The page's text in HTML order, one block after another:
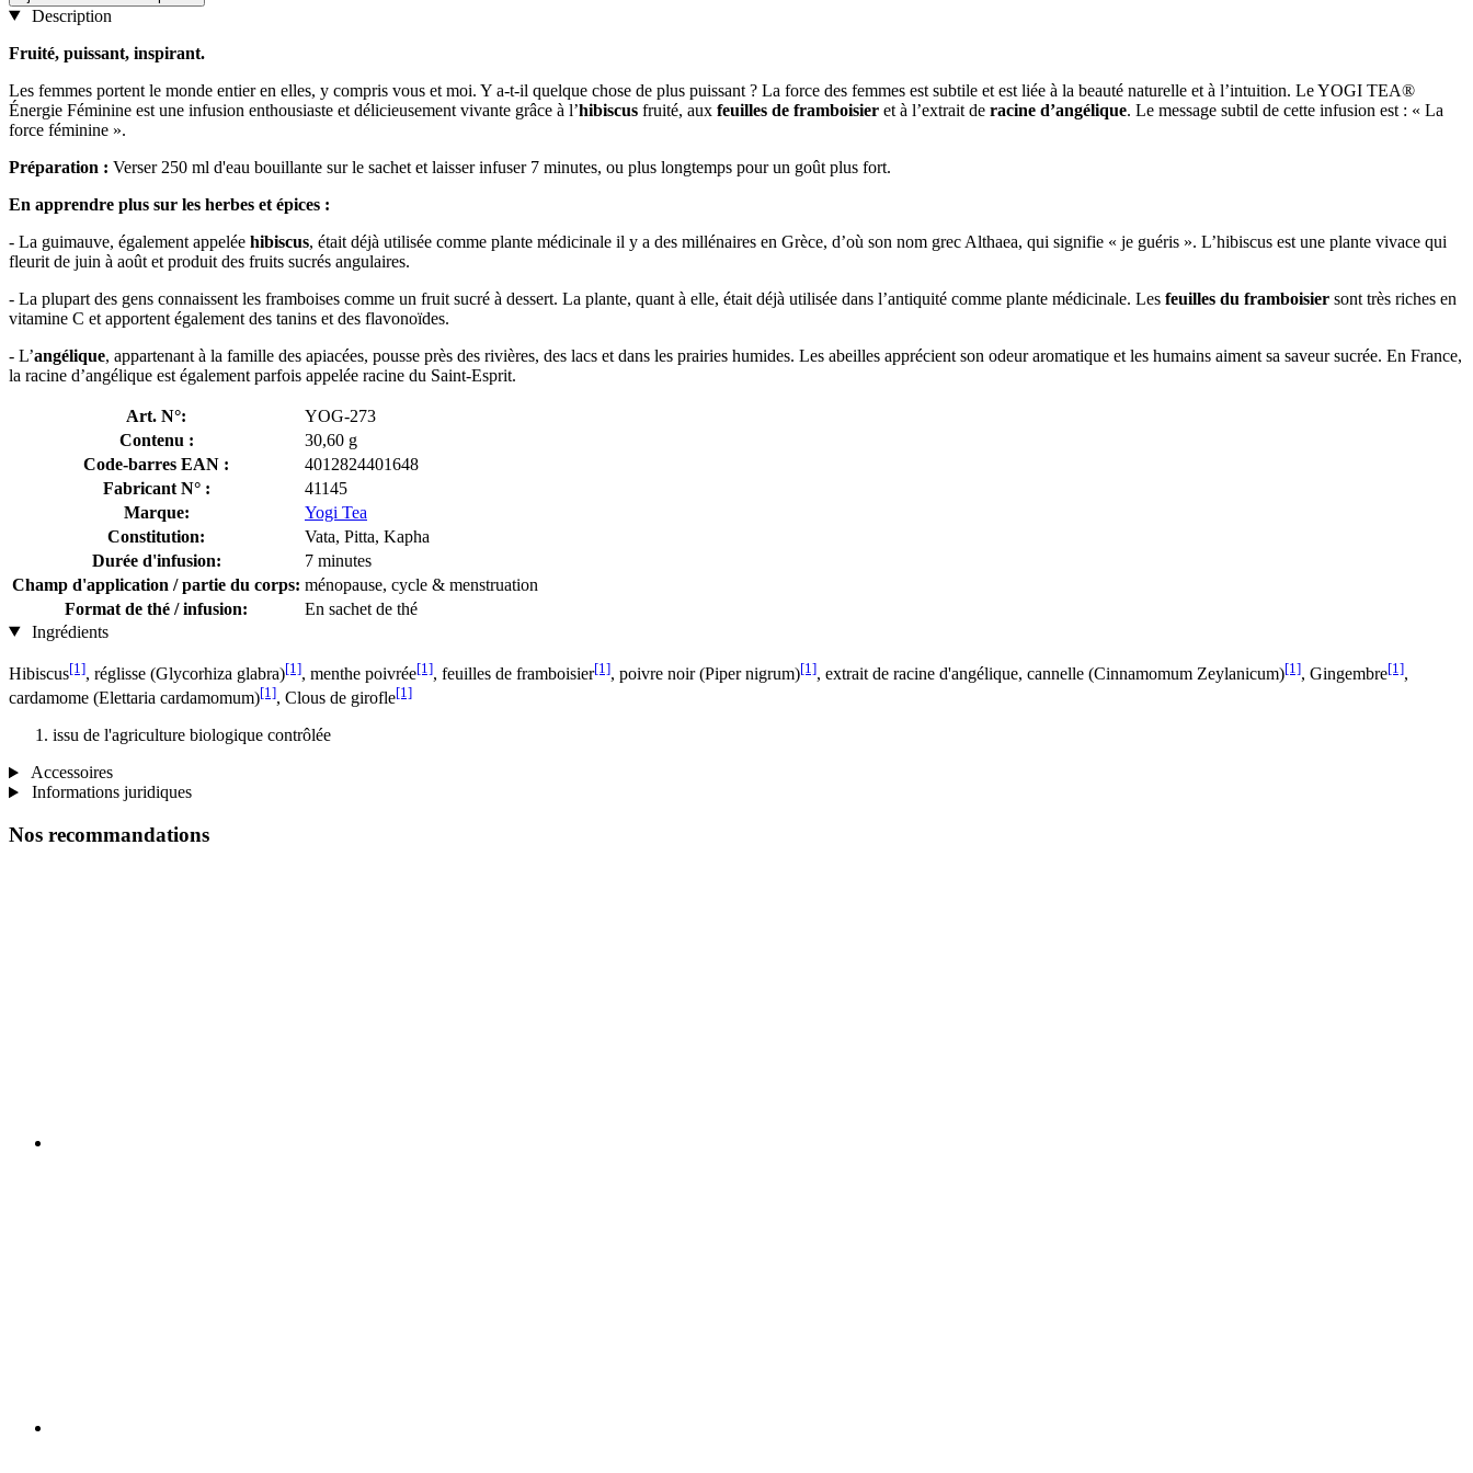
Description
Fruité, puissant, inspirant.
Les femmes portent le monde entier en elles, y compris vous et moi. Y a-t-il quelque chose de plus puissant ? La force des femmes est subtile et est liée à la beauté naturelle et à l’intuition. Le YOGI TEA®
Énergie Féminine est une infusion enthousiaste et délicieusement vivante grâce à l’hibiscus fruité, aux feuilles de framboisier et à l’extrait de racine d’angélique. Le message subtil de cette infusion est : « La
force féminine ».
Préparation : Verser 250 ml d'eau bouillante sur le sachet et laisser infuser 7 minutes, ou plus longtemps pour un goût plus fort.
En apprendre plus sur les herbes et épices :
- La guimauve, également appelée hibiscus, était déjà utilisée comme plante médicinale il y a des millénaires en Grèce, d’où son nom grec Althaea, qui signifie « je guéris ». L’hibiscus est une plante vivace qui
fleurit de juin à août et produit des fruits sucrés angulaires.
- La plupart des gens connaissent les framboises comme un fruit sucré à dessert. La plante, quant à elle, était déjà utilisée dans l’antiquité comme plante médicinale. Les feuilles du framboisier sont très riches en
vitamine C et apportent également des tanins et des flavonoïdes.
- L’angélique, appartenant à la famille des apiacées, pousse près des rivières, des lacs et dans les prairies humides. Les abeilles apprécient son odeur aromatique et les humains aiment sa saveur sucrée. En France,
la racine d’angélique est également parfois appelée racine du Saint-Esprit.
Art. N°:
YOG-273
Contenu :
30,60 g
Code-barres EAN :
4012824401648
Fabricant N° :
41145
Marque:
Yogi Tea
Constitution:
Vata, Pitta, Kapha
Durée d'infusion:
7 minutes
Champ d'application / partie du corps: ménopause, cycle & menstruation
Format de thé / infusion:
En sachet de thé
Ingrédients
Hibiscus[1], réglisse (Glycorhiza glabra)[1], menthe poivrée[1], feuilles de framboisier[1], poivre noir (Piper nigrum)[1], extrait de racine d'angélique, cannelle (Cinnamomum Zeylanicum)[1], Gingembre[1],
cardamome (Elettaria cardamomum)[1], Clous de girofle[1]
issu de l'agriculture biologique contrôlée
Accessoires
Informations juridiques
Nos recommandations